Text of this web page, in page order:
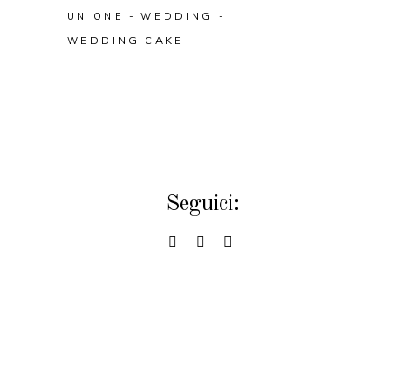
UNIONE
WEDDING
WEDDING CAKE
Seguici: